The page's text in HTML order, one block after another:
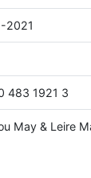
2021
483 1921 3
May & Leire